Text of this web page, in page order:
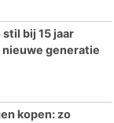
stil bij 15 jaar
generatie
kopen: zo